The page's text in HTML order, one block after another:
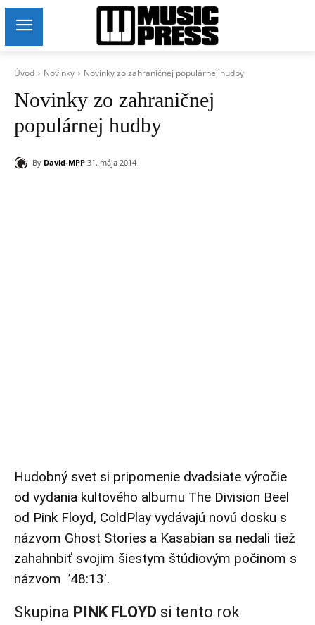
Úvod Novinky Novinky zo zahraničnej populárnej hudby
Novinky zo zahraničnej
populárnej hudby
By David-MPP 31. mája 2014
Hudobný svet si pripomenie dvadsiate výročie
od vydania kultového albumu The Division Beel
od Pink Floyd, ColdPlay vydávajú novú dosku s
názvom Ghost Stories a Kasabian sa nedali tiež
zahahnbiť svojim šiestym štúdiovým počinom s
názvom ’48:13′.
Skupina PINK FLOYD si tento rok